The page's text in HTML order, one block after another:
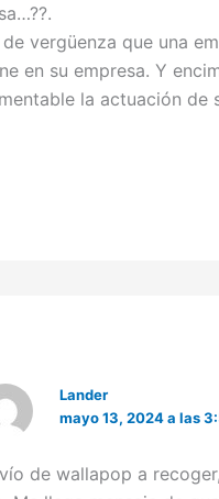
de vergüenza que una
en su empresa. Y
la actuación de
Lander
mayo 13, 2024 a las
de wallapop a